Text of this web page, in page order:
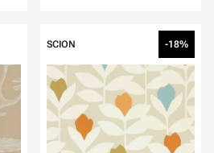
SCION -18%